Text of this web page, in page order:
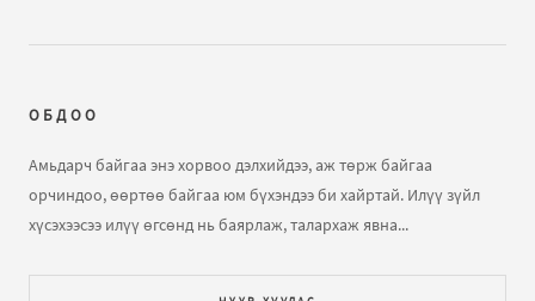
Бөө, мэргэч, төлөгчдийн уршиг.бичлэгтЖамсран
компани байгуулах эрх авдаг шиг албан ёсны
Улиг болсон сэдэв ... мал сүрэг төрийн
хамгаалалтанд байнабичлэгтЗочин:малаасаа
ОБДОО
Амьдарч байгаа энэ хорвоо дэлхийдээ, аж төрж байгаа
орчиндоо, өөртөө байгаа юм бүхэндээ би хайртай. Илүү зүйл
хүсэхээсээ илүү өгсөнд нь баярлаж, талархаж явна...